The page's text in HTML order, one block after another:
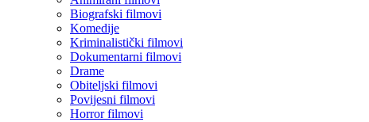
Biografski filmovi
Komedije
Kriminalistički filmovi
Dokumentarni filmovi
Drame
Obiteljski filmovi
Povijesni filmovi
Horror filmovi